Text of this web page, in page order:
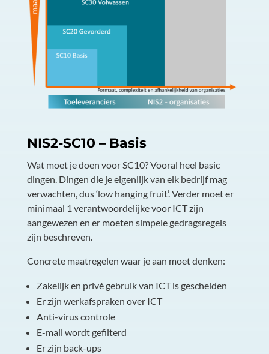
NIS2-SC10 – Basis
Wat moet je doen voor SC10? Vooral heel basic
dingen. Dingen die je eigenlijk van elk bedrijf mag
verwachten, dus ‘low hanging fruit’. Verder moet er
minimaal 1 verantwoordelijke voor ICT zijn
aangewezen en er moeten simpele gedragsregels
zijn beschreven.
Concrete maatregelen waar je aan moet denken:
Zakelijk en privé gebruik van ICT is gescheiden
Er zijn werkafspraken over ICT
Anti-virus controle
E-mail wordt gefilterd
Er zijn back-ups